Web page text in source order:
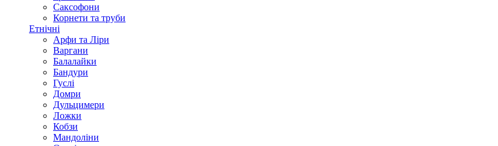
Саксофони
Корнети та труби
Етнічні
Арфи та Ліри
Варгани
Балалайки
Бандури
Гуслі
Домри
Дульцимери
Ложки
Кобзи
Мандоліни